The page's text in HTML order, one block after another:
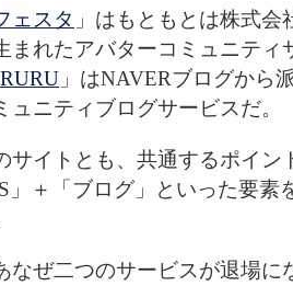
ェスタ 」はもともとは株式
まれたアバターコミュニティ
」はNAVERブログから
ュニティブログサービスだ。
サイトとも、共通するポイン
」＋「ブログ」といった要
なぜ二つのサービスが退場に